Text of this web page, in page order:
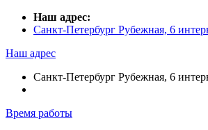
Наш адрес:
Санкт-Петербург Рубежная, 6
Наш адрес
Санкт-Петербург Рубежная, 6
Время работы